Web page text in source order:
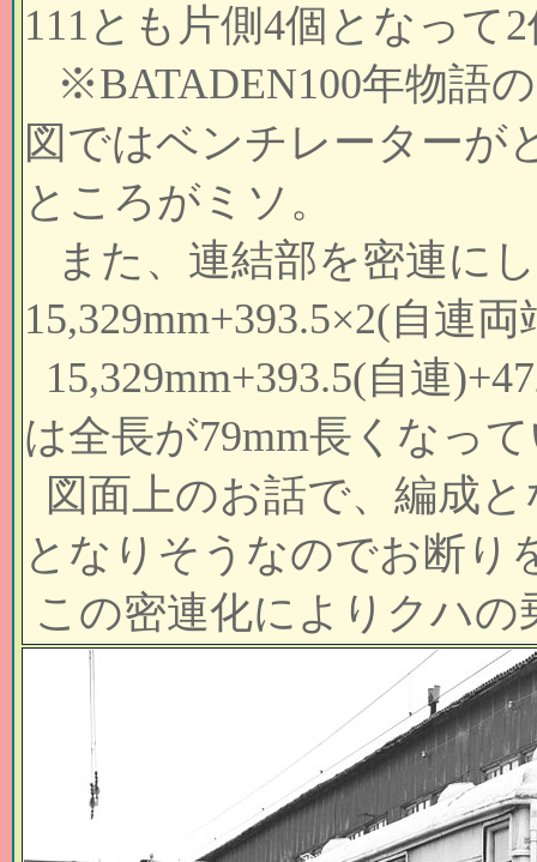
111とも片側4個となって
※BATADEN100年物語
図ではベンチレーターが
ところがミソ。
また、連結部を密連に
15,329mm+393.5×2(自連
15,329mm+393.5(自連
は全長が79mm長くなっ
図面上のお話で、編成
となりそうなのでお断り
この密連化によりクハ